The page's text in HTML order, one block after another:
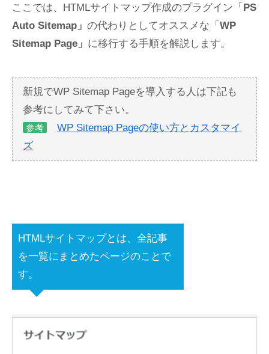
ここでは、HTMLサイトマップ作成のプラグイン「 PS
Auto Sitemap」 の代わりとしてオススメな「 WP
Sitemap Page」 に移行する手順を解説します。
新規でWP Sitemap Pageを導入する人は下記も
参考にしてみて下さい。
参考
WP Sitemap Pageの使い方とカスタマイ
ズ
HTMLサイトマップとは、全記事
を一覧にまとめたページのことで
す。